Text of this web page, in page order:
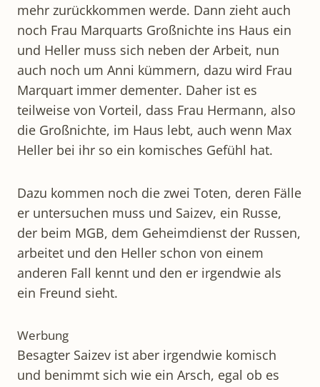
mehr zurückkommen werde. Dann zieht auch
noch Frau Marquarts Großnichte ins Haus ein
und Heller muss sich neben der Arbeit, nun
auch noch um Anni kümmern, dazu wird Frau
Marquart immer dementer. Daher ist es
teilweise von Vorteil, dass Frau Hermann, also
die Großnichte, im Haus lebt, auch wenn Max
Heller bei ihr so ein komisches Gefühl hat.
Dazu kommen noch die zwei Toten, deren Fälle
er untersuchen muss und Saizev, ein Russe,
der beim MGB, dem Geheimdienst der Russen,
arbeitet und den Heller schon von einem
anderen Fall kennt und den er irgendwie als
ein Freund sieht.
Werbung
Besagter Saizev ist aber irgendwie komisch
und benimmt sich wie ein Arsch, egal ob es